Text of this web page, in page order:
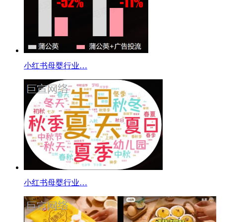
小红书母婴行业…
小红书母婴行业…